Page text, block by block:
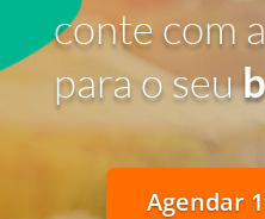
conte com a
para o seu
Agendar